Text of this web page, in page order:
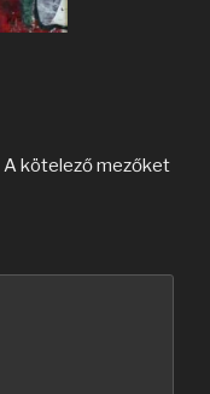
A kötelező mezőket